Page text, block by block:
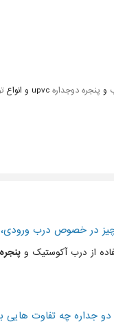
و پنجره دوجداره
در خصوص درب ورودی،
از درب آکوستیک و
دو جداره چه تفاوت هایی